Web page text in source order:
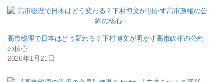
高市総理で日本はどう変わる？下村博文が明かす高市政権の公約
の核心
2026年1月21日